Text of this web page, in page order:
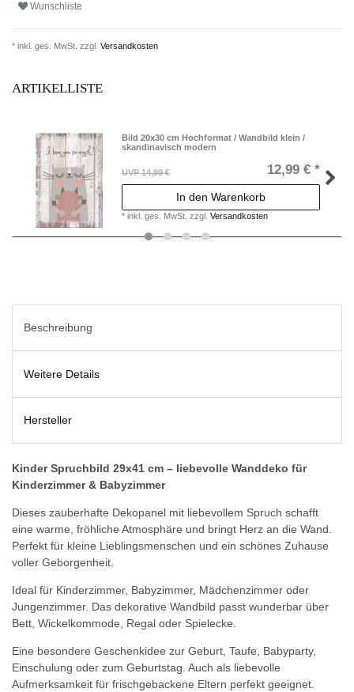
Wunschliste
* inkl. ges. MwSt. zzgl. Versandkosten
ARTIKELLISTE
Bild 20x30 cm Hochformat / Wandbild klein /
skandinavisch modern
UVP 14,99 € 12,99 € *
In den Warenkorb
*inkl. ges. MwSt. zzgl.Versandkosten
Beschreibung
Weitere Details
Hersteller
Kinder Spruchbild 29x41 cm – liebevolle Wanddeko für
Kinderzimmer & Babyzimmer
Dieses zauberhafte Dekopanel mit liebevollem Spruch schafft
eine warme, fröhliche Atmosphäre und bringt Herz an die Wand.
Perfekt für kleine Lieblingsmenschen und ein schönes Zuhause
voller Geborgenheit.
Ideal für Kinderzimmer, Babyzimmer, Mädchenzimmer oder
Jungenzimmer. Das dekorative Wandbild passt wunderbar über
Bett, Wickelkommode, Regal oder Spielecke.
Eine besondere Geschenkidee zur Geburt, Taufe, Babyparty,
Einschulung oder zum Geburtstag. Auch als liebevolle
Aufmerksamkeit für frischgebackene Eltern perfekt geeignet.